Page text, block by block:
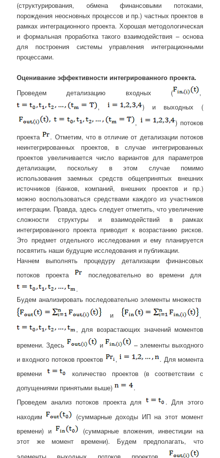
(структурирования, обмена финансовыми потоками,
порождения неосновных процессов и пр.) частных проектов в
рамках интеграционного проекта. Хорошая методологическая
и формальная проработка такого взаимодействия – основа
для построения системы управления интеграционными
процессами.
Оценивание эффективности интегрированного проекта.
Проведем детализацию входных (
,
,
) и выходных (
,
) потоков
проекта
. Отметим, что в отличие от детализации потоков
неинтегрированных проектов, в случае интегрированных
проектов увеличивается число вариантов для параметров
детализации, поскольку в этом случае помимо
использования заемных средств общепринятых внешних
источников (банков, компаний, внешних проектов и пр.)
можно воспользоваться средствами каждого из участников
интеграции. Правда, здесь следует отметить, что увеличение
сложности структуры и взаимодействий в рамках
интегрированного проекта приводит к возрастанию рисков.
Это предмет отдельного исследования и ему планируется
посвятить наши будущие исследования и публикации.
Начнем выполнять процедуру детализации финансовых
потоков проекта
последовательно во времени для
.
Будем анализировать последовательно элементы множеств
и
,
, для возрастающих значений моментов
времени. Здесь
и
– элементы выходного
и входного потоков проектов
,
. Для момента
времени
количество проектов (в соответствии с
допущениями принятыми выше)
.
Проведем анализ потоков проекта для
. Для этого
находим
(суммарные доходы ИП на этот момент
времени) и
(суммарные вложения, инвестиции на
этот же момент времени). Будем предполагать, что